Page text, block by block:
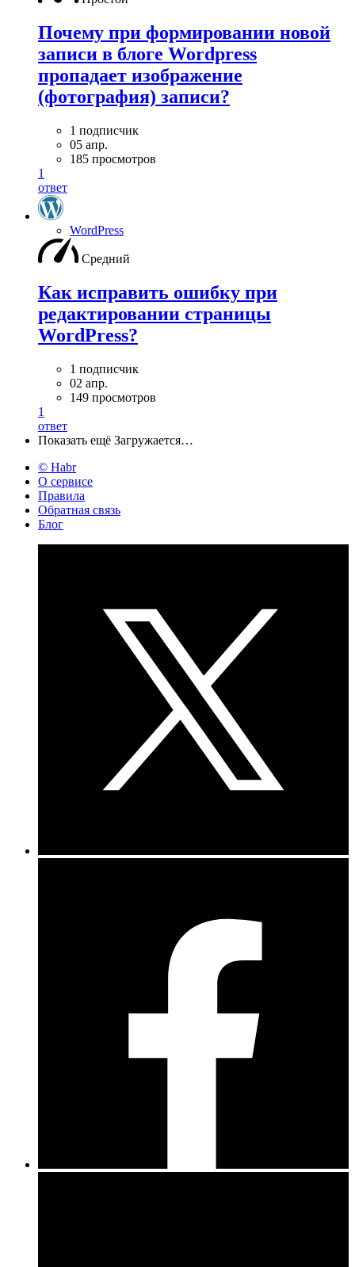
Почему при формировании новой
записи в блоге Wordpress
пропадает изображение
(фотография) записи?
1 подписчик
05 апр.
185 просмотров
1
ответ
WordPress
Средний
Как исправить ошибку при
редактировании страницы
WordPress?
1 подписчик
02 апр.
149 просмотров
1
ответ
Показать ещё Загружается…
© Habr
О сервисе
Правила
Обратная связь
Блог